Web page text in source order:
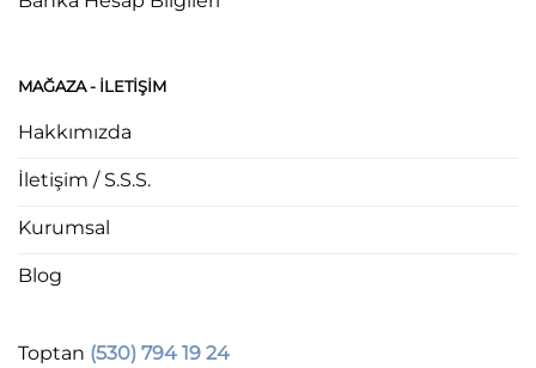
MAĞAZA - ILETIŞIM
Hakkımızda
İletişim / S.S.S.
Kurumsal
Blog
Toptan (530) 794 19 24